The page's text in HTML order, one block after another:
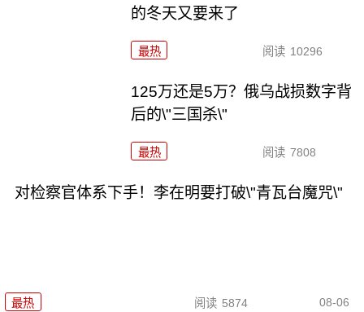
的冬天又要来了
最热 阅读 10296
125万还是5万？俄乌战损数字背
后的\"三国杀\"
最热 阅读 7808
对检察官体系下手！李在明要打破\"青瓦台魔咒\"
最热 阅读 5874 08-06